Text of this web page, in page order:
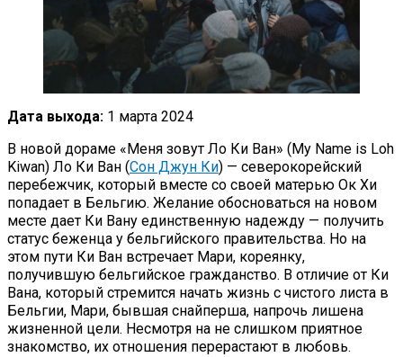
Дата выхода: 1 марта 2024
В новой дораме «Меня зовут Ло Ки Ван» (My Name is Loh
Kiwan) Ло Ки Ван (Сон Джун Ки) — северокорейский
перебежчик, который вместе со своей матерью Ок Хи
попадает в Бельгию. Желание обосноваться на новом
месте дает Ки Вану единственную надежду — получить
статус беженца у бельгийского правительства. Но на
этом пути Ки Ван встречает Мари, кореянку,
получившую бельгийское гражданство. В отличие от Ки
Вана, который стремится начать жизнь с чистого листа в
Бельгии, Мари, бывшая снайперша, напрочь лишена
жизненной цели. Несмотря на не слишком приятное
знакомство, их отношения перерастают в любовь.